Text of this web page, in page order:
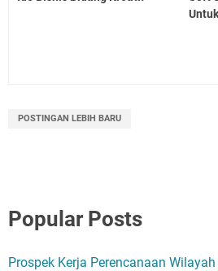
POSTINGAN LEBIH BARU
Popular Posts
Prospek Kerja Perencanaan